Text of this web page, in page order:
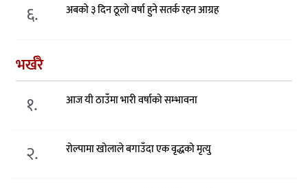
६. अबको ३ दिन ठूलो वर्षा हुने सतर्क रहन आग्रह
भर्खरै
१. आज यी ठाउँमा भारी वर्षाको सम्भावना
२. रोल्पामा खोलाले बगाउँदा एक वृद्धको मृत्यु